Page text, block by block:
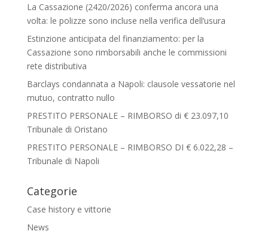
La Cassazione (2420/2026) conferma ancora una
volta: le polizze sono incluse nella verifica dell’usura
Estinzione anticipata del finanziamento: per la
Cassazione sono rimborsabili anche le commissioni
rete distributiva
Barclays condannata a Napoli: clausole vessatorie nel
mutuo, contratto nullo
PRESTITO PERSONALE – RIMBORSO di € 23.097,10
Tribunale di Oristano
PRESTITO PERSONALE – RIMBORSO DI € 6.022,28 –
Tribunale di Napoli
Categorie
Case history e vittorie
News